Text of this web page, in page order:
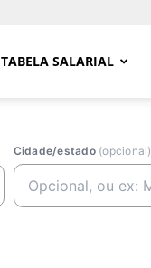
TABELA SALARIAL
Cidade/estado (opcional)